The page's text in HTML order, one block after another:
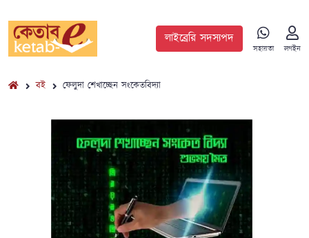
লাইব্রেরি সদস্যপদ
সহায়তা লগইন
বই ফেলুদা শেখাচ্ছেন সংকেতবিদ্যা